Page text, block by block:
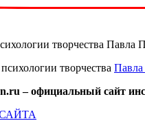
творчества Павла
– официальный сайт